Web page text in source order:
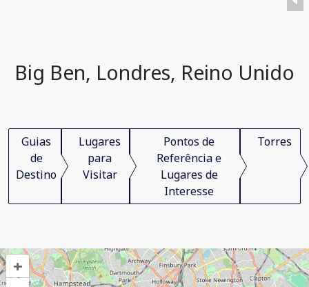
Big Ben, Londres, Reino Unido
Guias
de
Destino
Lugares
para
Visitar
Pontos de
Referência e
Lugares de
Interesse
Torres
+